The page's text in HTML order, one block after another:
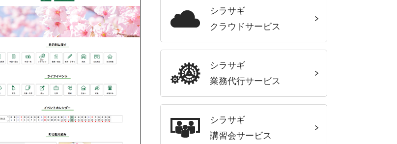
シラサギ
クラウドサービス
シラサギ
業務代行サービス
シラサギ
講習会サービス